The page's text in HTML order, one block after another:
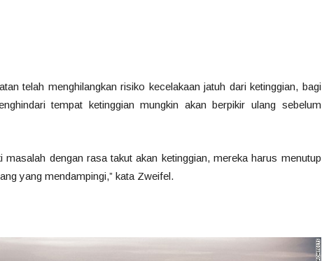
telah menghilangkan risiko kecelakaan jatuh dari ketinggian, bagi
tempat ketinggian mungkin akan berpikir ulang sebelum
masalah dengan rasa takut akan ketinggian, mereka harus menutup
yang mendampingi,” kata Zweifel.